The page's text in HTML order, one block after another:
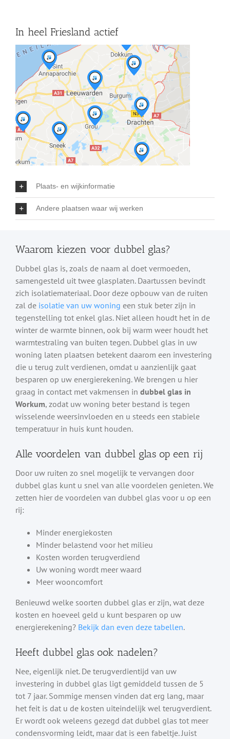
In heel Friesland actief
Plaats- en wijkinformatie
Andere plaatsen waar wij werken
Waarom kiezen voor dubbel glas?
Dubbel glas is, zoals de naam al doet vermoeden,
samengesteld uit twee glasplaten. Daartussen bevindt
zich isolatiemateriaal. Door deze opbouw van de ruiten
zal de isolatie van uw woning een stuk beter zijn in
tegenstelling tot enkel glas. Niet alleen houdt het in de
winter de warmte binnen, ook bij warm weer houdt het
warmtestraling van buiten tegen. Dubbel glas in uw
woning laten plaatsen betekent daarom een investering
die u terug zult verdienen, omdat u aanzienlijk gaat
besparen op uw energierekening. We brengen u hier
graag in contact met vakmensen in dubbel glas in
Workum, zodat uw woning beter bestand is tegen
wisselende weersinvloeden en u steeds een stabiele
temperatuur in huis kunt houden.
Alle voordelen van dubbel glas op een rij
Door uw ruiten zo snel mogelijk te vervangen door
dubbel glas kunt u snel van alle voordelen genieten. We
zetten hier de voordelen van dubbel glas voor u op een
rij:
Minder energiekosten
Minder belastend voor het milieu
Kosten worden terugverdiend
Uw woning wordt meer waard
Meer wooncomfort
Benieuwd welke soorten dubbel glas er zijn, wat deze
kosten en hoeveel geld u kunt besparen op uw
energierekening? Bekijk dan even deze tabellen.
Heeft dubbel glas ook nadelen?
Nee, eigenlijk niet. De terugverdientijd van uw
investering in dubbel glas ligt gemiddeld tussen de 5
tot 7 jaar. Sommige mensen vinden dat erg lang, maar
het feit is dat u de kosten uiteindelijk wel terugverdient.
Er wordt ook weleens gezegd dat dubbel glas tot meer
condensvorming leidt, maar dat is een fabeltje. Juist